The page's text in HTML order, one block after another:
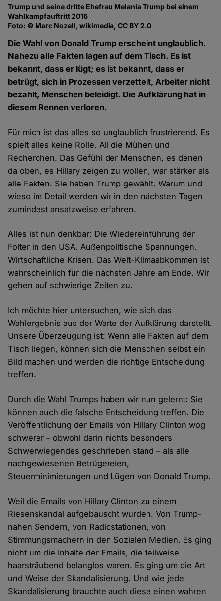
Trump und seine dritte Ehefrau Melania Trump bei einem
Wahlkampfauftritt 2016
Foto: © Marc Nozell, wikimedia, CC BY 2.0
Die Wahl von Donald Trump erscheint unglaublich.
Nahezu alle Fakten lagen auf dem Tisch. Es ist
bekannt, dass er lügt; es ist bekannt, dass er
betrügt, sich in Prozessen verzettelt, Arbeiter nicht
bezahlt, Menschen beleidigt. Die Aufklärung hat in
diesem Rennen verloren.
Für mich ist das alles so unglaublich frustrierend. Es
spielt alles keine Rolle. All die Mühen und
Recherchen. Das Gefühl der Menschen, es denen
da oben, es Hillary zeigen zu wollen, war stärker als
alle Fakten. Sie haben Trump gewählt. Warum und
wieso im Detail werden wir in den nächsten Tagen
zumindest ansatzweise erfahren.
Alles ist nun denkbar: Die Wiedereinführung der
Folter in den USA. Außenpolitische Spannungen.
Wirtschaftliche Krisen. Das Welt-Klimaabkommen ist
wahrscheinlich für die nächsten Jahre am Ende. Wir
gehen auf schwierige Zeiten zu.
Ich möchte hier untersuchen, wie sich das
Wahlergebnis aus der Warte der Aufklärung darstellt.
Unsere Überzeugung ist: Wenn alle Fakten auf dem
Tisch liegen, können sich die Menschen selbst ein
Bild machen und werden die richtige Entscheidung
treffen.
Durch die Wahl Trumps haben wir nun gelernt: Sie
können auch die falsche Entscheidung treffen. Die
Veröffentlichung der Emails von Hillary Clinton wog
schwerer – obwohl darin nichts besonders
Schwerwiegendes geschrieben stand – als alle
nachgewiesenen Betrügereien,
Steuerminimierungen und Lügen von Donald Trump.
Weil die Emails von Hillary Clinton zu einem
Riesenskandal aufgebauscht wurden. Von Trump-
nahen Sendern, von Radiostationen, von
Stimmungsmachern in den Sozialen Medien. Es ging
nicht um die Inhalte der Emails, die teilweise
haarsträubend belanglos waren. Es ging um die Art
und Weise der Skandalisierung. Und wie jede
Skandalisierung brauchte auch diese einen wahren